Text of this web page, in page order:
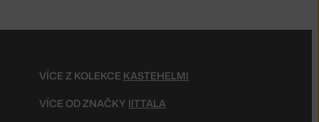
VÍCE Z KOLEKCE KASTEHELMI
VÍCE OD ZNAČKY IITTALA